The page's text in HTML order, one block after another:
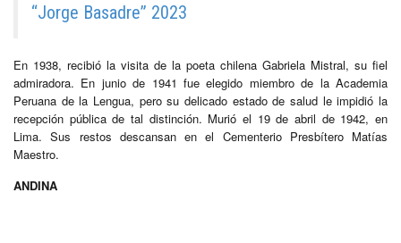
“Jorge Basadre” 2023
En 1938, recibió la visita de la poeta chilena Gabriela Mistral, su fiel
admiradora. En junio de 1941 fue elegido miembro de la Academia
Peruana de la Lengua, pero su delicado estado de salud le impidió la
recepción pública de tal distinción. Murió el 19 de abril de 1942, en
Lima. Sus restos descansan en el Cementerio Presbítero Matías
Maestro.
ANDINA